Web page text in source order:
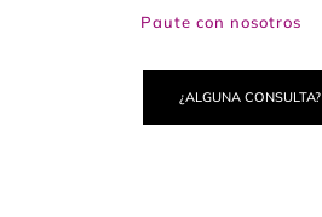
Paute con nosotros
¿ALGUNA CONSULTA?